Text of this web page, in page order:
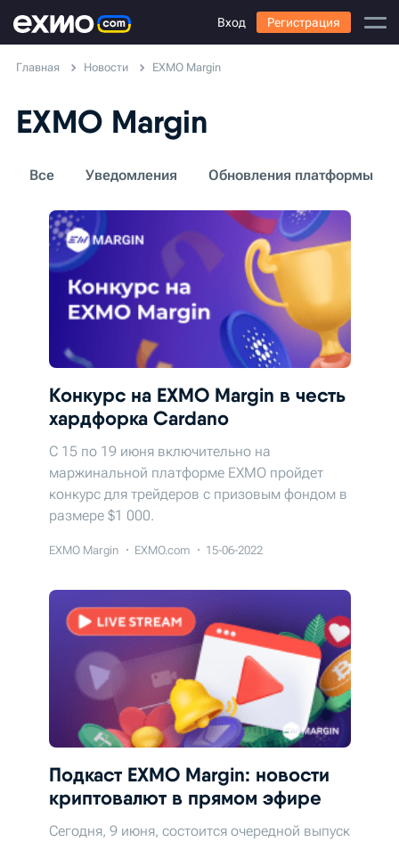
Вход Регистрация
Главная Новости EXMO Margin
EXMO Margin
Все Уведомления Обновления платформы
Конкурс на EXMO Margin в честь
хардфорка Cardano
С 15 по 19 июня включительно на
маржинальной платформе EXMO пройдет
конкурс для трейдеров с призовым фондом в
размере $1 000.
EXMO Margin EXMO.com 15-06-2022
Подкаст EXMO Margin: новости
криптовалют в прямом эфире
Сегодня, 9 июня, состоится очередной выпуск